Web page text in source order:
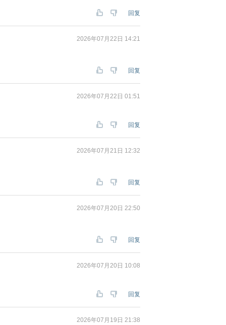
回复
2026年07月22日 14:21
回复
2026年07月22日 01:51
回复
2026年07月21日 12:32
回复
2026年07月20日 22:50
回复
2026年07月20日 10:08
回复
2026年07月19日 21:38